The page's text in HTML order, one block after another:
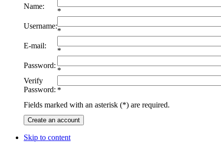
Name:
*
Username:
*
E-mail:
*
Password:
*
Verify
Password: *
Fields marked with an asterisk (*) are required.
Create an account
Skip to content